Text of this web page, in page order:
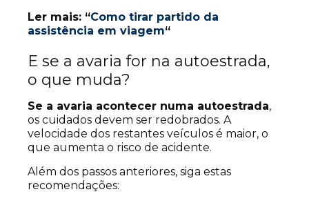
Ler mais: “Como tirar partido da
assistência em viagem“
E se a avaria for na autoestrada,
o que muda?
Se a avaria acontecer numa autoestrada,
os cuidados devem ser redobrados. A
velocidade dos restantes veículos é maior, o
que aumenta o risco de acidente.
Além dos passos anteriores, siga estas
recomendações: